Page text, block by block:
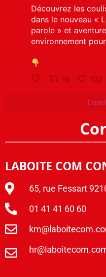
Découvrez les
dans le nouveau «
parole » et
environnement
18 132
LABOITE COM
65, rue Fessart
01 41 41 60 60